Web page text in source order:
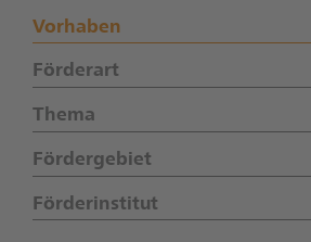
Vorhaben
Förderart
Thema
Fördergebiet
Förderinstitut